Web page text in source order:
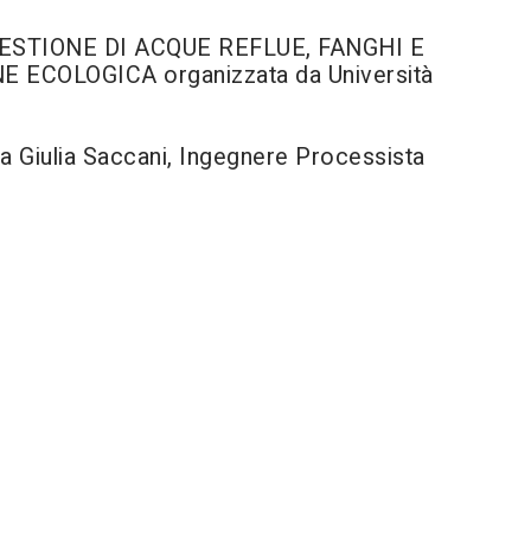
DI ACQUE REFLUE, FANGHI E
ECOLOGICA organizzata da Università
Giulia Saccani, Ingegnere Processista